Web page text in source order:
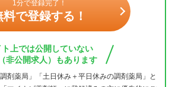
1分で登録完了！
料で登録する！
ト上では公開していない
非公開求人）もあります
剤薬局」「土日休み＋平日休みの調剤薬局」と